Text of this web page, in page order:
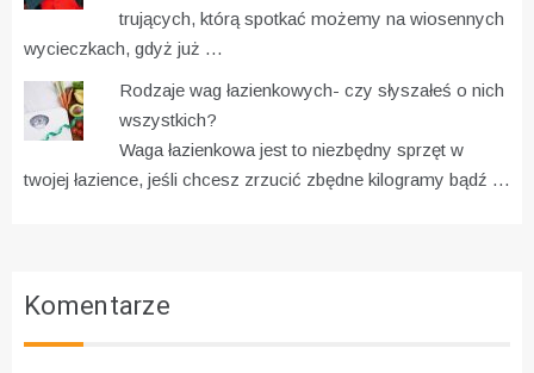
trujących, którą spotkać możemy na wiosennych
wycieczkach, gdyż już …
Rodzaje wag łazienkowych- czy słyszałeś o nich
wszystkich?
Waga łazienkowa jest to niezbędny sprzęt w
twojej łazience, jeśli chcesz zrzucić zbędne kilogramy bądź …
Komentarze